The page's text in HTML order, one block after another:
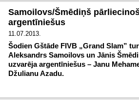
Samoilovs/Šmēdiņš
argentīniešus
11.07.2013.
Šodien Gštāde FIVB „Grand Slam”
Aleksandrs Samoilovs un Jānis
uzvarēja argentīniešus – Janu
Džulianu Azadu.